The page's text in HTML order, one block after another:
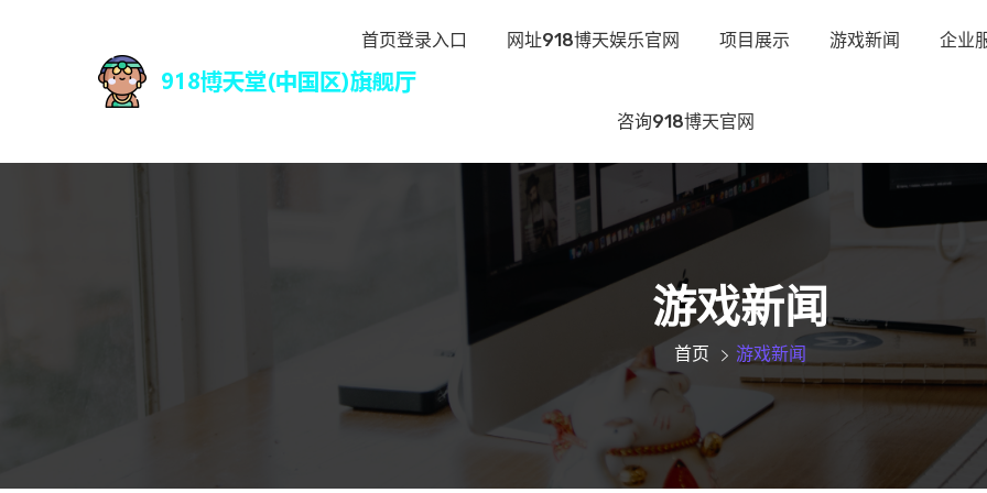
首页登录入口 网址918博天娱乐官网 项目展示 游戏新闻 企业
咨询918博天官网
游戏新闻
首页 游戏新闻